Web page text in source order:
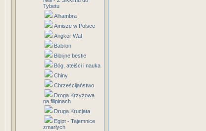
Tybetu
Alhambra
Amisze w Polsce
Angkor Wat
Babilon
Biblijne bestie
Bóg, ateiści i nauka
Chiny
Chrześcijaństwo
Droga Krzyżowa
na filipinach
Druga Krucjata
Egipt - Tajemnice
zmarłych